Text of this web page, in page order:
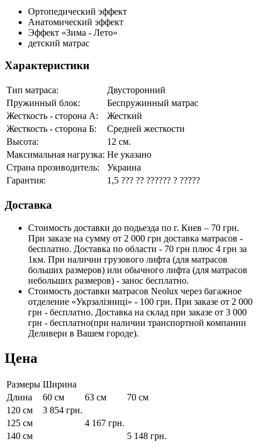
Ортопедический эффект
Анатомический эффект
Эффект «Зима - Лето»
детский матрас
Характеристики
Тип матраса:
Двусторонний
Пружинный блок:
Беспружинный матрас
Жесткость - сторона А:
Жесткий
Жесткость - сторона Б:
Средней жесткости
Высота:
12 см.
Максимальная нагрузка: Не указано
Страна прозиводитель:
Украина
Гарантия:
1,5 ??? ?? ?????? ? ?????
Доставка
Стоимость доставки до подьезда по г. Киев – 70 грн.
При заказе на сумму от 2 000 грн доставка матрасов -
бесплатно. Доставка по области - 70 грн плюс 4 грн за
1км. При наличии грузового лифта (для матрасов
больших размеров) или обычного лифта (для матрасов
небольших размеров) - занос бесплатно.
Стоимость доставки матрасов Neolux через багажное
отделение «Укрзалізниці» - 100 грн. При заказе от 2 000
грн - бесплатно. Доставка на склад при заказе от 3 000
грн - бесплатно(при наличии транспортной компании
Деливери в Вашем городе).
Цена
Размеры Ширина
Длина
60 см 63 см
70 см
120 см
3 854 грн.
125 см
4 167 грн.
140 см
5 148 грн.